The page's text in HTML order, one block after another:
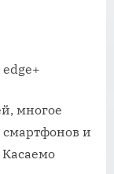
edge+
многое
смартфонов и